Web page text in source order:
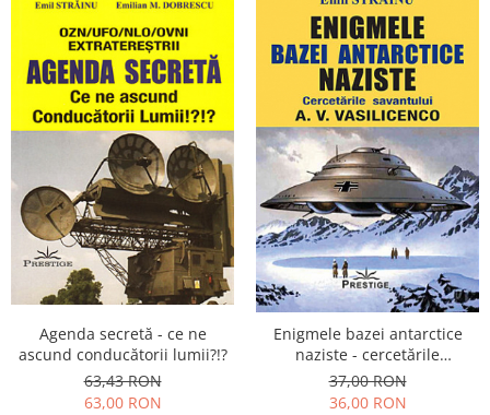
Oracol
Spiritualitate şi ştiinţă
Fără categorie
Cunoaștere
Agenda secretă - ce ne
ascund conducătorii lumii?!?
63,43 RON
63,00 RON
Enigmele bazei antarctice
naziste - cercetările
savantului A.V. Vasilicenko
37,00 RON
36,00 RON